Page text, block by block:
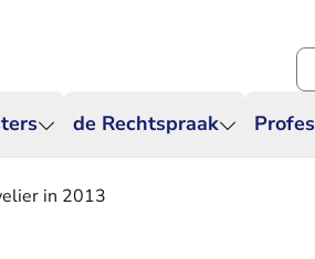
de Rechtspraak
in 2013